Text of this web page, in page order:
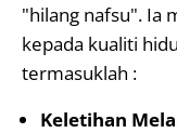
"hilang nafsu". Ia
kepada kualiti
termasuklah :
Keletihan